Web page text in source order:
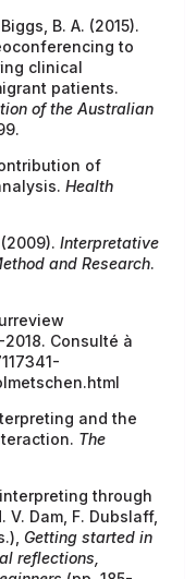
B. A. (2015).
to
clinical
patients.
of the Australian
of
Health
Interpretative
and Research.
Consulté à
and the
The
through
Dam, F. Dubslaff,
Getting started in
reflections,